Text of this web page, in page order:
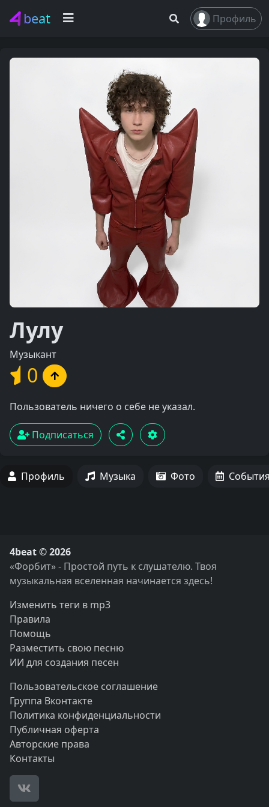
beat Профиль
Лулу
Музыкант
0
Пользователь ничего о себе не указал.
Подписаться
Профиль Музыка Фото
4beat © 2026
«Форбит» - Простой путь к слушателю. Твоя
музыкальная вселенная начинается здесь!
Изменить теги в mp3
Правила
Помощь
Разместить свою песню
ИИ для создания песен
Пользовательское соглашение
Группа Вконтакте
Политика конфиденциальности
Публичная оферта
Авторские права
Контакты